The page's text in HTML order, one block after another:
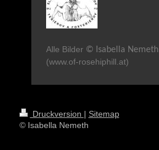
Alle Bilder © Isabella Nemeth
(www.of-rosehiphill.at)
Druckversion | Sitemap
© Isabella Nemeth